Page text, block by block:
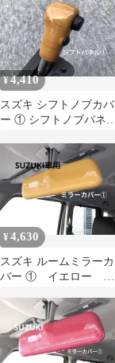
¥4,410
スズキ シフトノブカバ
ー ① シフトノブパネ
初代ハスラー
¥4,630
スズキ ルームミラーカ
バー ① イエロー 新
スラー